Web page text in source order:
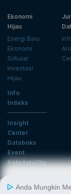
Ekonomi
Hijau
Energi Baru
Ekonomi
Sirkular
Investasi
Hijau
Info
Indeks
Insight
Center
Databoks
Event
KatadataOto
Langganan